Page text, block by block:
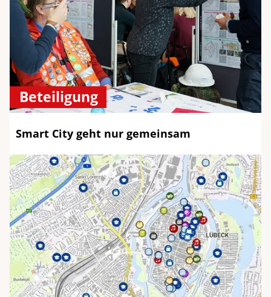
Beteiligung
Smart City geht nur gemeinsam